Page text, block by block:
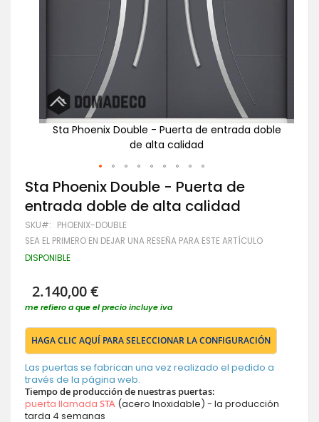
Sta Phoenix Double - Puerta de entrada doble
de alta calidad
Saltar
al
comienzo
de
la
galería
de
Sta Phoenix Double - Puerta de
entrada doble de alta calidad
SKU PHOENIX-DOUBLE
SEA EL PRIMERO EN DEJAR UNA RESEÑA PARA ESTE ARTÍCULO
DISPONIBLE
2.140,00 €
me refiero a que el precio incluye iva
HAGA CLIC AQUÍ PARA SELECCIONAR LA CONFIGURACIÓN
Las puertas se fabrican una vez realizado el pedido a
través de la página web.
Tiempo de producción de nuestras puertas:
puerta llamada STA (acero Inoxidable) - la producción
tarda 4 semanas